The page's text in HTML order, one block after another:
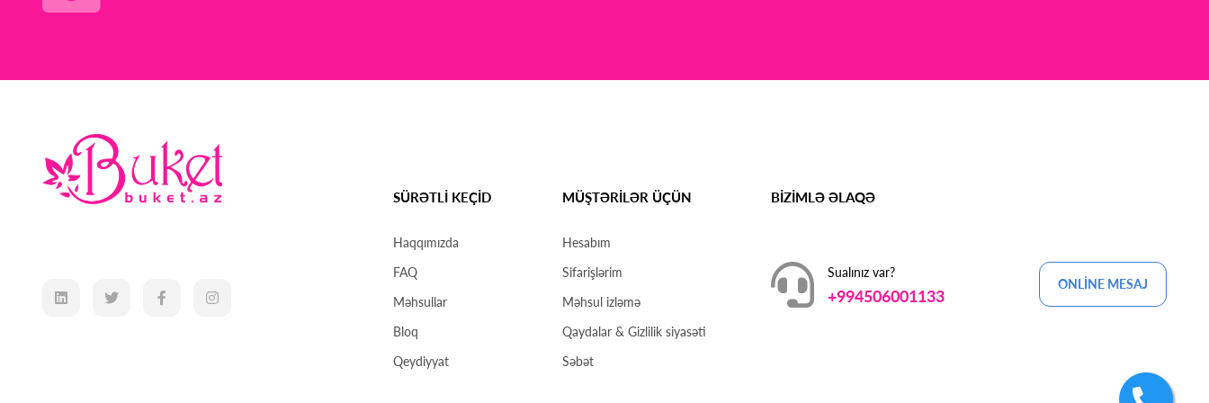
SÜRƏTLİ KEÇİD
Haqqımızda
FAQ
Məhsullar
Bloq
Qeydiyyat
MÜŞTƏRİLƏR ÜÇÜN
Hesabım
Sifarişlərim
Məhsul izləmə
Qaydalar & Gizlilik siyasəti
Səbət
BİZİMLƏ ƏLAQƏ
Sualınız var?
+994506001133
ONLİNE MESAJ